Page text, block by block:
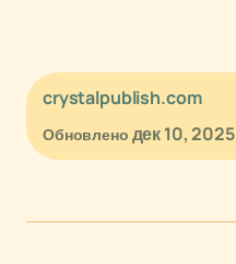
crystalpublish.com
Обновлено дек 10, 2025